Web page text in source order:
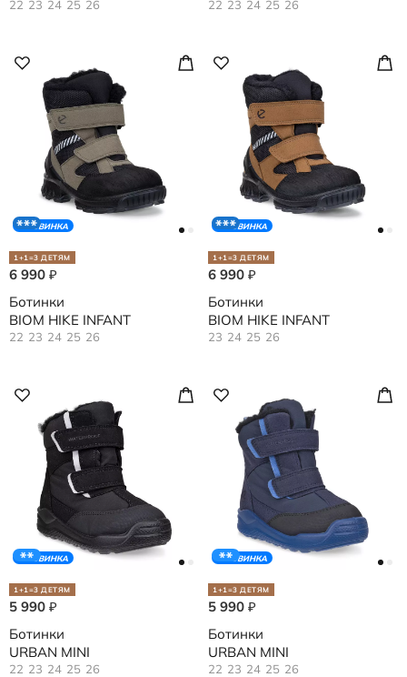
22 23 24 25 26 22 23 24 25 26
НОВИНКА
1+1=3 ДЕТЯМ
6 990 ₽
Ботинки
BIOM HIKE INFANT
22 23 24 25 26
НОВИНКА
1+1=3 ДЕТЯМ
6 990 ₽
Ботинки
BIOM HIKE INFANT
23 24 25 26
НОВИНКА
1+1=3 ДЕТЯМ
5 990 ₽
Ботинки
URBAN MINI
22 23 24 25 26
НОВИНКА
1+1=3 ДЕТЯМ
5 990 ₽
Ботинки
URBAN MINI
22 23 24 25 26